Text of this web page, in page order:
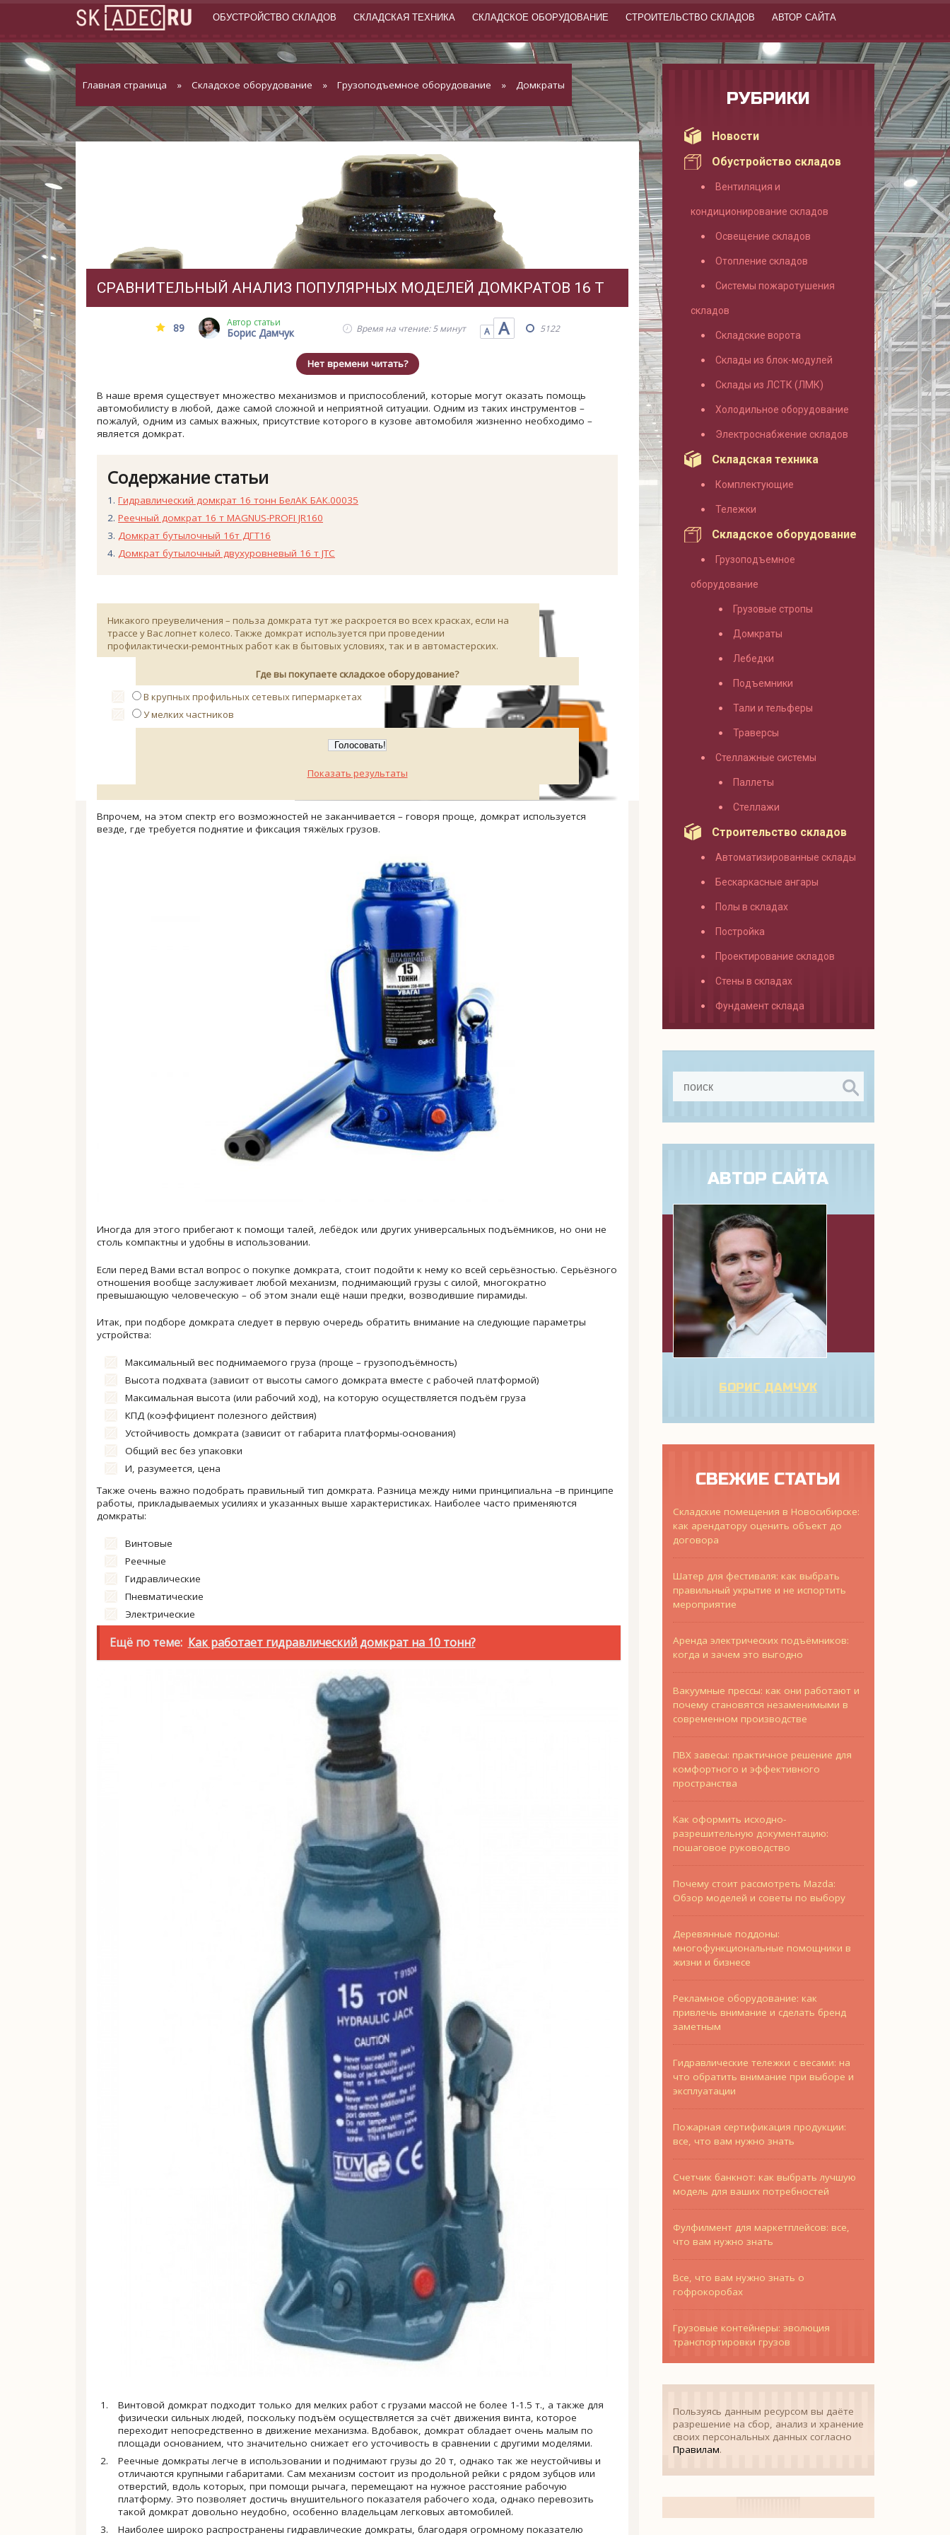
ОБУСТРОЙСТВО СКЛАДОВ СКЛАДСКАЯ ТЕХНИКА СКЛАДСКОЕ ОБОРУДОВАНИЕ СТРОИТЕЛЬСТВО СКЛАДОВ АВТОР САЙТА
Главная страница » Складское оборудование » Грузоподъемное оборудование » Домкраты
СРАВНИТЕЛЬНЫЙ АНАЛИЗ ПОПУЛЯРНЫХ МОДЕЛЕЙ ДОМКРАТОВ 16 Т
89 Автор статьи
Борис Дамчук Время на чтение: 5 минут А А 5122
Нет времени читать?
В наше время существует множество механизмов и приспособлений, которые могут оказать помощь
автомобилисту в любой, даже самой сложной и неприятной ситуации. Одним из таких инструментов –
пожалуй, одним из самых важных, присутствие которого в кузове автомобиля жизненно необходимо –
является домкрат.
Содержание статьи
Гидравлический домкрат 16 тонн БелАК БАК.00035
Реечный домкрат 16 т MAGNUS-PROFI JR160
Домкрат бутылочный 16т ДГТ16
Домкрат бутылочный двухуровневый 16 т JTC
Никакого преувеличения – польза домкрата тут же раскроется во всех красках, если на
трассе у Вас лопнет колесо. Также домкрат используется при проведении
профилактически-ремонтных работ как в бытовых условиях, так и в автомастерских.
Где вы покупаете складское оборудование?
В крупных профильных сетевых гипермаркетах
У мелких частников
Показать результаты
Впрочем, на этом спектр его возможностей не заканчивается – говоря проще, домкрат используется
везде, где требуется поднятие и фиксация тяжёлых грузов.
Иногда для этого прибегают к помощи талей, лебёдок или других универсальных подъёмников, но они не
столь компактны и удобны в использовании.
Если перед Вами встал вопрос о покупке домкрата, стоит подойти к нему ко всей серьёзностью. Серьёзного
отношения вообще заслуживает любой механизм, поднимающий грузы с силой, многократно
превышающую человеческую – об этом знали ещё наши предки, возводившие пирамиды.
Итак, при подборе домкрата следует в первую очередь обратить внимание на следующие параметры
устройства:
Максимальный вес поднимаемого груза (проще – грузоподъёмность)
Высота подхвата (зависит от высоты самого домкрата вместе с рабочей платформой)
Максимальная высота (или рабочий ход), на которую осуществляется подъём груза
КПД (коэффициент полезного действия)
Устойчивость домкрата (зависит от габарита платформы-основания)
Общий вес без упаковки
И, разумеется, цена
Также очень важно подобрать правильный тип домкрата. Разница между ними принципиальна –в принципе
работы, прикладываемых усилиях и указанных выше характеристиках. Наиболее часто применяются
домкраты:
Винтовые
Реечные
Гидравлические
Пневматические
Электрические
Ещё по теме: Как работает гидравлический домкрат на 10 тонн?
Винтовой домкрат подходит только для мелких работ с грузами массой не более 1-1.5 т., а также для
физически сильных людей, поскольку подъём осуществляется за счёт движения винта, которое
переходит непосредственно в движение механизма. Вдобавок, домкрат обладает очень малым по
площади основанием, что значительно снижает его усточивость в сравнении с другими моделями.
Реечные домкраты легче в использовании и поднимают грузы до 20 т, однако так же неустойчивы и
отличаются крупными габаритами. Сам механизм состоит из продольной рейки с рядом зубцов или
отверстий, вдоль которых, при помощи рычага, перемещают на нужное расстояние рабочую
платформу. Это позволяет достичь внушительного показателя рабочего хода, однако перевозить
такой домкрат довольно неудобно, особенно владельцам легковых автомобилей.
Наиболее широко распространены гидравлические домкраты, благодаря огромному показателю
РУБРИКИ
Новости
Обустройство складов
Вентиляция и
кондиционирование складов
Освещение складов
Отопление складов
Системы пожаротушения
складов
Складские ворота
Склады из блок-модулей
Склады из ЛСТК (ЛМК)
Холодильное оборудование
Электроснабжение складов
Складская техника
Комплектующие
Тележки
Складское оборудование
Грузоподъемное
оборудование
Грузовые стропы
Домкраты
Лебедки
Подъемники
Тали и тельферы
Траверсы
Стеллажные системы
Паллеты
Стеллажи
Строительство складов
Автоматизированные склады
Бескаркасные ангары
Полы в складах
Постройка
Проектирование складов
Стены в складах
Фундамент склада
АВТОР САЙТА
БОРИС ДАМЧУК
СВЕЖИЕ СТАТЬИ
Складские помещения в Новосибирске:
как арендатору оценить объект до
договора
Шатер для фестиваля: как выбрать
правильный укрытие и не испортить
мероприятие
Аренда электрических подъёмников:
когда и зачем это выгодно
Вакуумные прессы: как они работают и
почему становятся незаменимыми в
современном производстве
ПВХ завесы: практичное решение для
комфортного и эффективного
пространства
Как оформить исходно-
разрешительную документацию:
пошаговое руководство
Почему стоит рассмотреть Mazda:
Обзор моделей и советы по выбору
Деревянные поддоны:
многофункциональные помощники в
жизни и бизнесе
Рекламное оборудование: как
привлечь внимание и сделать бренд
заметным
Гидравлические тележки с весами: на
что обратить внимание при выборе и
эксплуатации
Пожарная сертификация продукции:
все, что вам нужно знать
Счетчик банкнот: как выбрать лучшую
модель для ваших потребностей
Фулфилмент для маркетплейсов: все,
что вам нужно знать
Все, что вам нужно знать о
гофрокоробах
Грузовые контейнеры: эволюция
транспортировки грузов
Пользуясь данным ресурсом вы даёте
разрешение на сбор, анализ и хранение
своих персональных данных согласно
Правилам.